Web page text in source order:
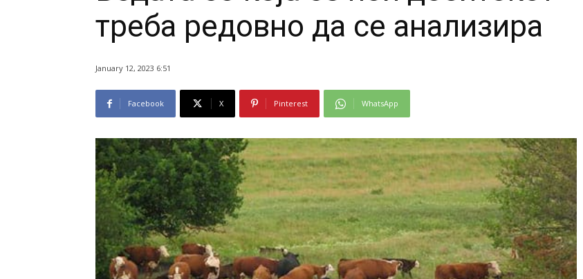
треба редовно да се анализира
January 12, 2023 6:51
Facebook X Pinterest WhatsApp